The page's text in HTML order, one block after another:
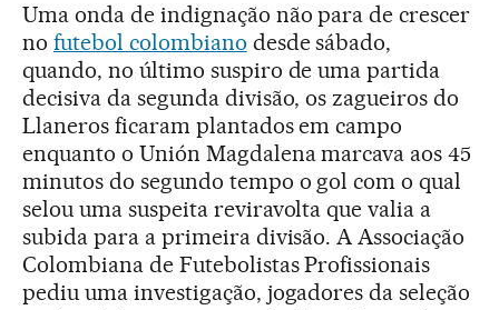
Uma onda de indignação não para de crescer
no futebol colombiano desde sábado,
quando, no último suspiro de uma partida
decisiva da segunda divisão, os zagueiros do
Llaneros ficaram plantados em campo
enquanto o Unión Magdalena marcava aos 45
minutos do segundo tempo o gol com o qual
selou uma suspeita reviravolta que valia a
subida para a primeira divisão. A Associação
Colombiana de Futebolistas Profissionais
pediu uma investigação, jogadores da seleção